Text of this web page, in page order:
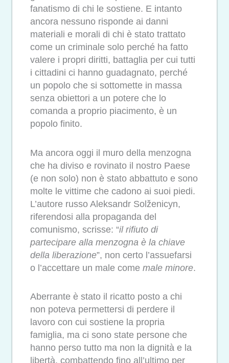
fanatismo di chi le sostiene. E intanto
ancora nessuno risponde ai danni
materiali e morali di chi è stato trattato
come un criminale solo perché ha fatto
valere i propri diritti, battaglia per cui tutti
i cittadini ci hanno guadagnato, perché
un popolo che si sottomette in massa
senza obiettori a un potere che lo
comanda a proprio piacimento, è un
popolo finito.
Ma ancora oggi il muro della menzogna
che ha diviso e rovinato il nostro Paese
(e non solo) non è stato abbattuto e sono
molte le vittime che cadono ai suoi piedi.
L’autore russo Aleksandr Solženicyn,
riferendosi alla propaganda del
comunismo, scrisse: “il rifiuto di
partecipare alla menzogna è la chiave
della liberazione”, non certo l’assuefarsi
o l’accettare un male come male minore.
Aberrante è stato il ricatto posto a chi
non poteva permettersi di perdere il
lavoro con cui sostiene la propria
famiglia, ma ci sono state persone che
hanno perso tutto ma non la dignità e la
libertà, combattendo fino all’ultimo per